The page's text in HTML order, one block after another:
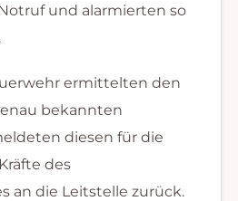
und alarmierten so
ermittelten den
bekannten
diesen für die
des
an die Leitstelle zurück.